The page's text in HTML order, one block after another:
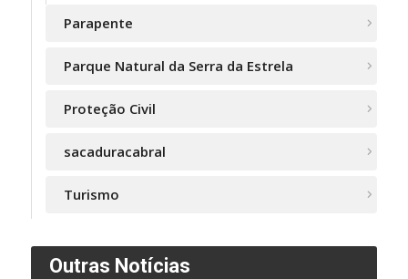
Parapente
Parque Natural da Serra da Estrela
Proteção Civil
sacaduracabral
Turismo
Outras Notícias